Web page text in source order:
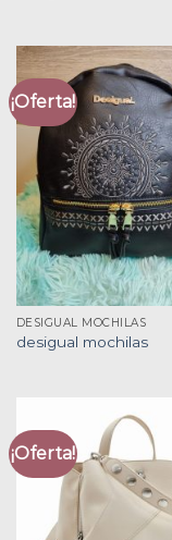
¡Oferta!
DESIGUAL MOCHILAS
desigual mochilas
¡Oferta!